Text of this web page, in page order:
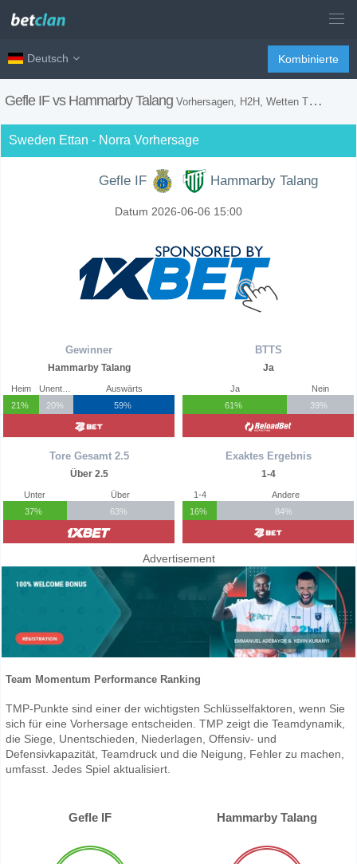
Deutsch Kombinierte
Gefle IF vs Hammarby Talang Vorhersagen, H2H, Wetten Tipps und Spiel Vorschau
Sweden Ettan - Norra Vorhersage
Gefle IF Hammarby Talang
Datum 2026-06-06 15:00
Gewinner
Hammarby Talang
Heim
21%
20%
Auswärts
59%
Tore Gesamt 2.5
Über 2.5
Unter
37%
Über
63%
BTTS
Ja
Ja
61%
Nein
39%
Exaktes Ergebnis
1-4
1-4
16%
Andere
84%
Advertisement
Team Momentum Performance Ranking
TMP-Punkte sind einer der wichtigsten Schlüsselfaktoren, wenn Sie
sich für eine Vorhersage entscheiden. TMP zeigt die Teamdynamik,
die Siege, Unentschieden, Niederlagen, Offensiv- und
Defensivkapazität, Teamdruck und die Neigung, Fehler zu machen,
umfasst. Jedes Spiel aktualisiert.
Gefle IF Hammarby Talang